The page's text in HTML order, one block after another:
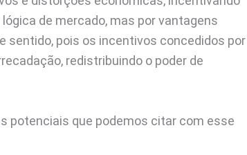
de mercado, mas por vantagens
sentido, pois os incentivos concedidos por
redistribuindo o poder de
potenciais que podemos citar com esse